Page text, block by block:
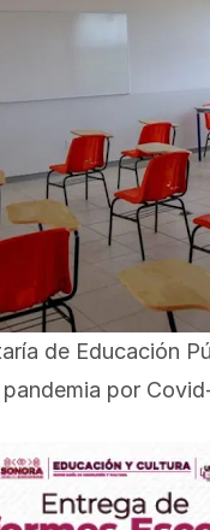
de Educación
por